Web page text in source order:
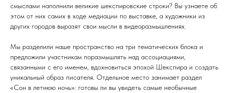
смыслами наполнили великие шекспировские строки? Вы узнаете об
этом от них самих в ходе медиации по выставке, а художники из
других городов выразят свои мысли в видеоразмышлениях.
Мы разделили наше пространство на три тематических блока и
предложили участникам поразмышлять над ассоциациями,
связанными с его именем, вдохновиться эпохой Шекспира и создать
уникальный образ писателя. Отдельное место занимает раздел
«Сон в летнюю ночь»: готовы ли вы увидеть самые необычные